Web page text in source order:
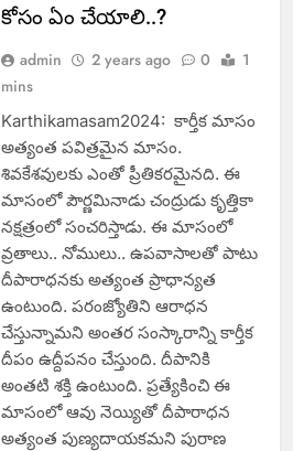
కోసం ఏం చేయాలి..?
admin 2 years ago 0
1
mins
Karthikamasam2024: కార్తీక మాసం
అత్యంత పవిత్రమైన మాసం.
శివకేశవులకు ఎంతో ప్రీతికరమైనది. ఈ
మాసంలో పౌర్ణమినాడు చంద్రుడు కృత్తికా
నక్షత్రంలో సంచరిస్తాడు. ఈ మాసంలో
వ్రతాలు.. నోములు.. ఉపవాసాలతో పాటు
దీపారాధనకు అత్యంత ప్రాధాన్యత
ఉంటుంది. పరంజ్యోతిని ఆరాధన
చేస్తున్నామని అంతర సంస్కారాన్ని కార్తీక
దీపం ఉద్దీపనం చేస్తుంది. దీపానికి
అంతటి శక్తి ఉంటుంది. ప్రత్యేకించి ఈ
మాసంలో ఆవు నెయ్యితో దీపారాధన
అత్యంత పుణ్యదాయకమని పురాణ